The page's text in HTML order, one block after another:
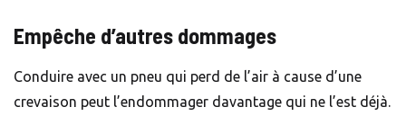
Empêche d’autres dommages
Conduire avec un pneu qui perd de l’air à cause d’une
crevaison peut l’endommager davantage qui ne l’est déjà.